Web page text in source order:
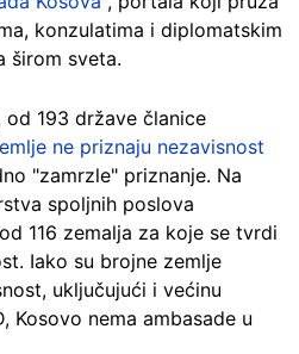
konzulatima i diplomatskim
širom sveta.
od 193 države članice
ne priznaju nezavisnost
"zamrzle" priznanje. Na
spoljnih poslova
od 116 zemalja za koje se tvrdi
Iako su brojne zemlje
uključujući i većinu
Kosovo nema ambasade u